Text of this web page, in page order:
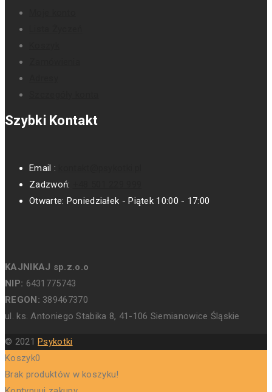
Szybki Kontakt
Email :
Zadzwoń:
Otwarte: Poniedziałek - Piątek 10:00 - 17:00
KAJNIKAJ sp.z.o.o
NIP: 6431775743
REGON: 389467370
ul. ks. Antoniego Stabika 8, 41-106 Siemianowice Śląskie
© 2021Psykotki
Koszyk0
Brak produktów w koszyku!